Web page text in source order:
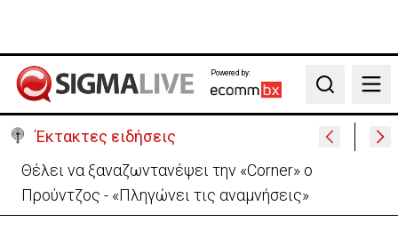
Powered by:
Search
Έκτακτες ειδήσεις
Θέλει να ξαναζωντανέψει την «Corner» o
Προύντζος - «Πληγώνει τις αναμνήσεις»